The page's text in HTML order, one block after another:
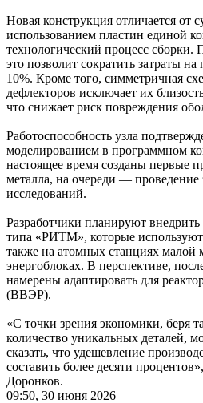
Новая конструкция отличается от
использованием пластин единой
технологический процесс сборки.
это позволит сократить затраты
10%. Кроме того, симметричная
дефлекторов исключает их
что снижает риск повреждения
Работоспособность узла
моделированием в программном
настоящее время созданы первые
металла, на очереди —
исследований.
Разработчики планируют
типа «РИТМ», которые
также на атомных станциях малой
энергоблоках. В перспективе,
намерены адаптировать для
(ВВЭР).
«С точки зрения экономики, беря
количество уникальных деталей,
сказать, что удешевление
составить более десяти
Доронков.
09:50, 30 июня 2026